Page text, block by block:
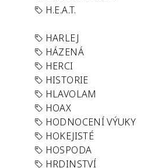
H.E.A.T.
HARLEJ
HÁZENÁ
HERCI
HISTORIE
HLAVOLAM
HOAX
HODNOCENÍ VÝUKY
HOKEJISTÉ
HOSPODA
HRDINSTVÍ